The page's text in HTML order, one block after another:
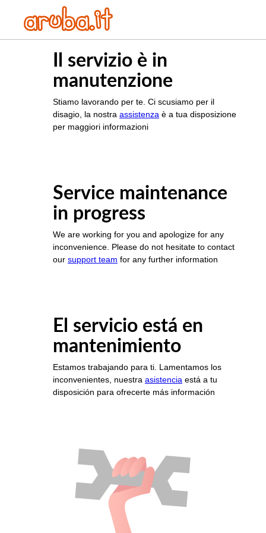
Il servizio è in
manutenzione
Stiamo lavorando per te. Ci scusiamo per il
disagio, la nostra assistenza è a tua disposizione
per maggiori informazioni
Service maintenance
in progress
We are working for you and apologize for any
inconvenience. Please do not hesitate to contact
our support team for any further information
El servicio está en
mantenimiento
Estamos trabajando para ti. Lamentamos los
inconvenientes, nuestra asistencia está a tu
disposición para ofrecerte más información